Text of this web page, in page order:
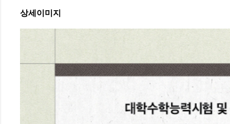
상세이미지